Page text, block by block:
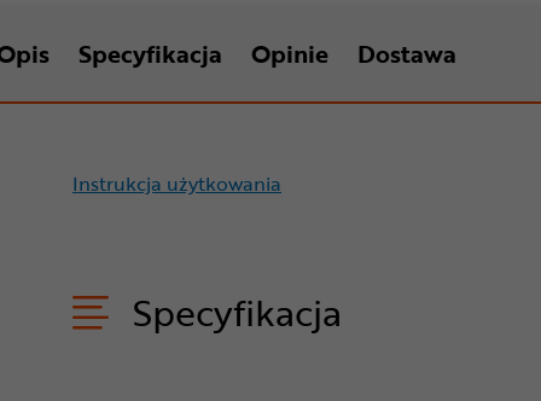
Specyfikacja Opinie Dostawa
Instrukcja użytkowania
Specyfikacja